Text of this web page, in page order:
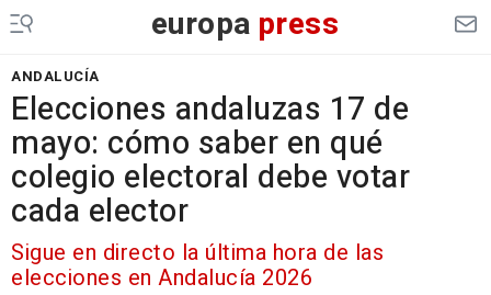
europa press
ANDALUCÍA
Elecciones andaluzas 17 de
mayo: cómo saber en qué
colegio electoral debe votar
cada elector
Sigue en directo la última hora de las
elecciones en Andalucía 2026